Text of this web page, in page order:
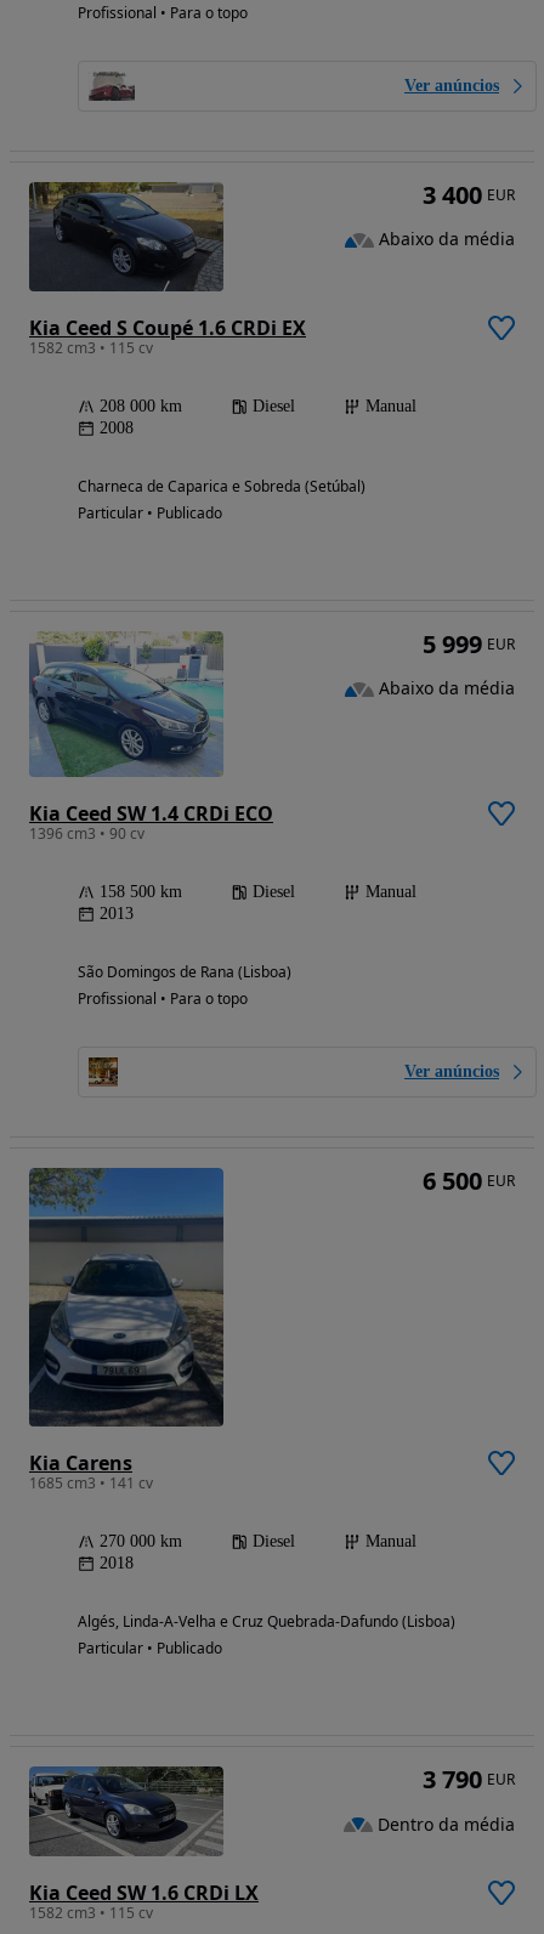
Profissional • Para o topo
Ver anúncios
Kia Ceed S Coupé 1.6 CRDi EX
1582 cm3 • 115 cv
208 000 km Diesel
Manual
2008
Charneca de Caparica e Sobreda (Setúbal)
Particular • Publicado
3 400 EUR
Abaixo da média
Kia Ceed SW 1.4 CRDi ECO
1396 cm3 • 90 cv
158 500 km Diesel
Manual
2013
São Domingos de Rana (Lisboa)
Profissional • Para o topo
Ver anúncios
5 999 EUR
Abaixo da média
Kia Carens
1685 cm3 • 141 cv
270 000 km Diesel
Manual
2018
Algés, Linda-A-Velha e Cruz Quebrada-Dafundo (Lisboa)
Particular • Publicado
6 500 EUR
Kia Ceed SW 1.6 CRDi LX
1582 cm3 • 115 cv
3 790 EUR
Dentro da média